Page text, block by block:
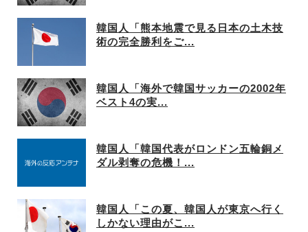
韓国人「熊本地震で見る日本の土木技
術の完全勝利をご...
韓国人「海外で韓国サッカーの2002年
ベスト4の実...
韓国人「韓国代表がロンドン五輪銅メ
ダル剥奪の危機！...
韓国人「この夏、韓国人が東京へ行く
しかない理由がこ...